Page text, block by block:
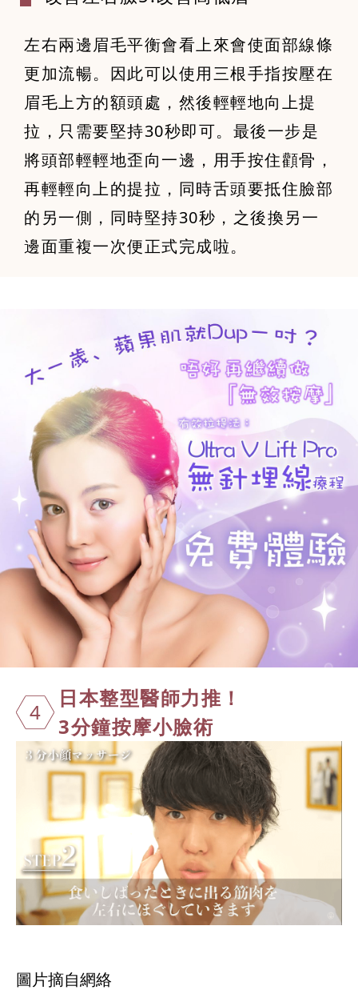
左右兩邊眉毛平衡會看上來會使面部線條
更加流暢。因此可以使用三根手指按壓在
眉毛上方的額頭處，然後輕輕地向上提
拉，只需要堅持30秒即可。最後一步是
將頭部輕輕地歪向一邊，用手按住顴骨，
再輕輕向上的提拉，同時舌頭要抵住臉部
的另一側，同時堅持30秒，之後換另一
邊面重複一次便正式完成啦。
4
日本整型醫師力推！
3分鐘按摩小臉術
圖片摘自網絡